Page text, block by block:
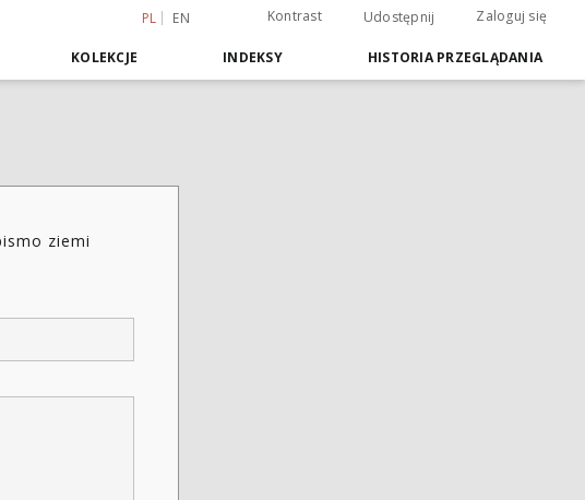
PL EN Kontrast Udostępnij Zaloguj się
KOLEKCJE INDEKSY HISTORIA PRZEGLĄDANIA
ziemi